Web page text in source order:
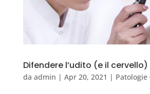
Difendere l’udito (e il cervello)
da admin | Apr 20, 2021 |